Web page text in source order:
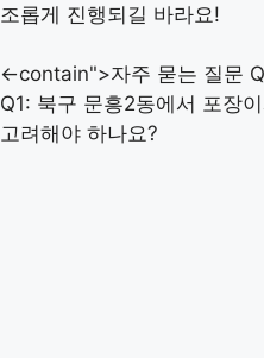
조롭게 진행되길 바라요!
<-contain">자주 묻는 질문
Q1: 북구 문흥2동에서 포장
고려해야 하나요?